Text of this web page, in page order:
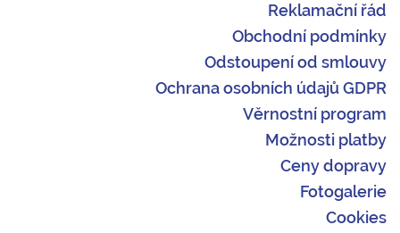
Reklamační řád
Obchodní podmínky
Odstoupení od smlouvy
Ochrana osobních údajů GDPR
Věrnostní program
Možnosti platby
Ceny dopravy
Fotogalerie
Cookies